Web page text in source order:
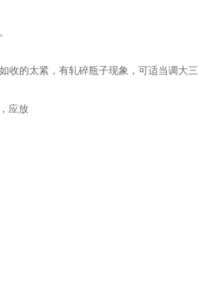
的太紧，有轧碎瓶子现象，可适当调大三
应放